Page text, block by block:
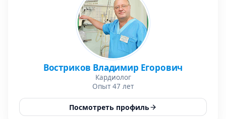
Востриков Владимир Егорович
Кардиолог
Опыт 47 лет
Посмотреть профиль